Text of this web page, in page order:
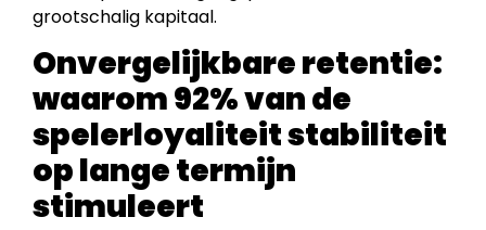
grootschalig kapitaal.
Onvergelijkbare retentie:
waarom 92% van de
spelerloyaliteit stabiliteit
op lange termijn
stimuleert